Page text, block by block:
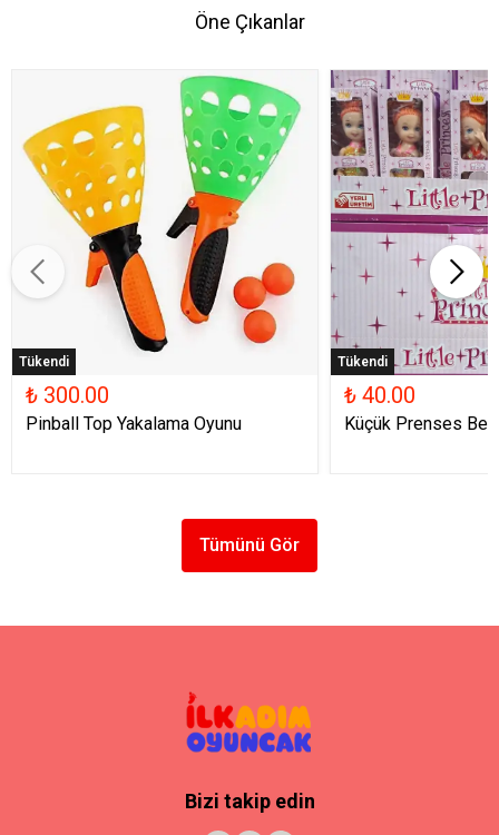
Öne Çıkanlar
Tükendi
₺ 300.00
Pinball Top Yakalama Oyunu
Tükendi
₺ 40.00
Küçük Prenses
Tümünü Gör
Bizi takip edin